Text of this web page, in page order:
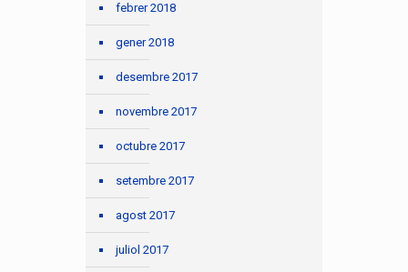
febrer 2018
gener 2018
desembre 2017
novembre 2017
octubre 2017
setembre 2017
agost 2017
juliol 2017